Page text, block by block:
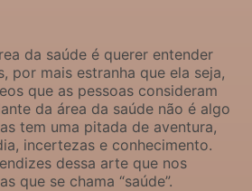
da saúde é querer entender
por mais estranha que ela seja,
que as pessoas consideram
da área da saúde não é algo
tem uma pitada de aventura,
incertezas e conhecimento.
dessa arte que nos
que se chama “saúde”.